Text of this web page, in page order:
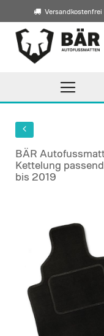
Direkt
zum
Inhalt
BÄR
Kettelung
bis 2019
images
gallery